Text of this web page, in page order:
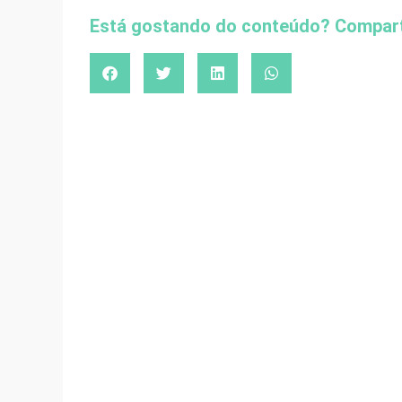
Está gostando do conteúdo?